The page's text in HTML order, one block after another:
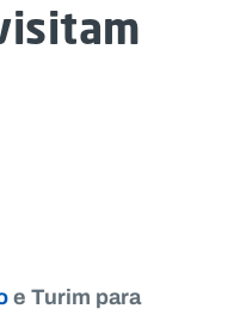
e Turim para